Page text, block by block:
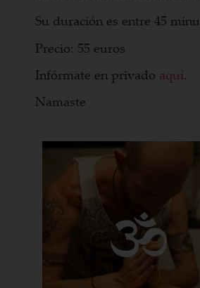
Su duración es entre 45
Precio: 55 euros
Infórmate en privado aquí.
Namaste